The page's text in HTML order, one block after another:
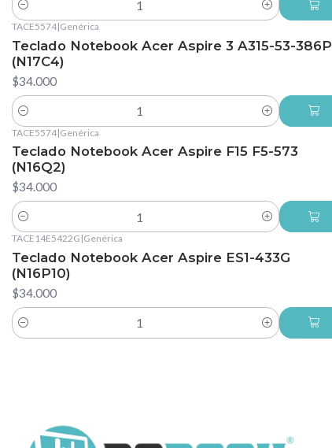
Cantidad
TACE5574|Genérica
Teclado Notebook Acer Aspire 3 A315-53-386P
(N17C4)
$34.000
Cantidad
TACE5574|Genérica
Teclado Notebook Acer Aspire F15 F5-573
(N16Q2)
$34.000
Cantidad
TACE14E5422G |Genérica
Teclado Notebook Acer Aspire ES1-433G
(N16P10)
$34.000
Cantidad